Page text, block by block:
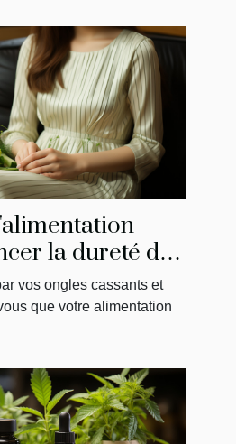
la dureté de
vos ongles cassants et
que votre alimentation